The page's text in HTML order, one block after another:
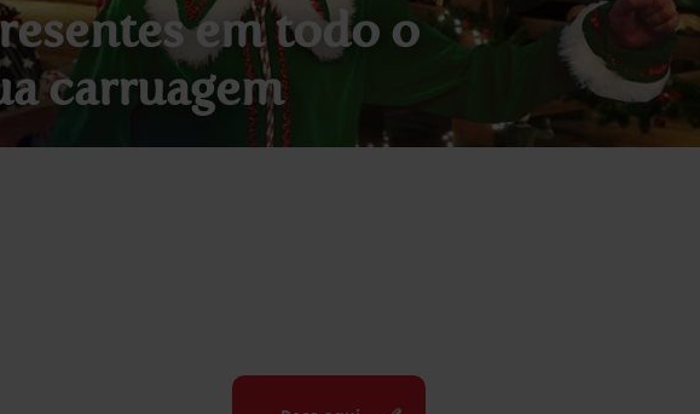
em todo o
carruagem